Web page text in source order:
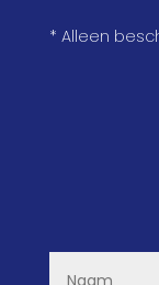
* Alleen